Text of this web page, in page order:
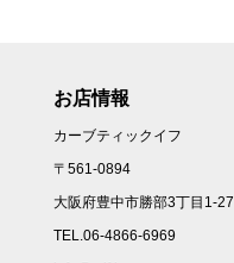
お店情報
カーブティックイフ
〒561-0894
大阪府豊中市勝部3丁目1-27
TEL.06-4866-6969